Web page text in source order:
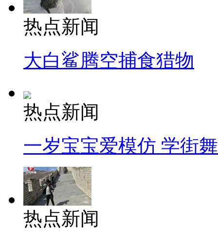
热点新闻
大白鲨腾空捕食猎物
热点新闻
一岁宝宝爱模仿 学街
热点新闻